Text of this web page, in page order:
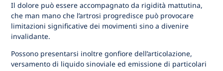
Il dolore può essere accompagnato da rigidità mattutina,
che man mano che l’artrosi progredisce può provocare
limitazioni significative dei movimenti sino a divenire
invalidante.
Possono presentarsi inoltre gonfiore dell’articolazione,
versamento di liquido sinoviale ed emissione di particolari